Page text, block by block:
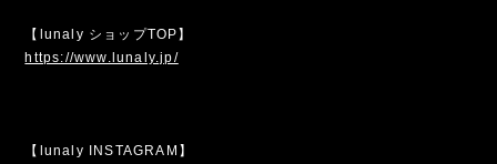
【lunaly ショップTOP】
https://www.lunaly.jp/
【lunaly INSTAGRAM】